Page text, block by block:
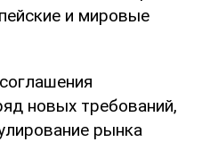
и мировые
новых требований,
рынка